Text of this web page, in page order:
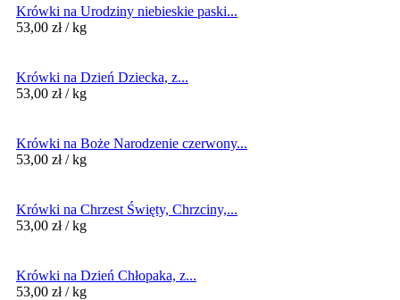
Krówki na Urodziny niebieskie paski...
53,00 zł / kg
Krówki na Dzień Dziecka, z...
53,00 zł / kg
Krówki na Boże Narodzenie czerwony...
53,00 zł / kg
Krówki na Chrzest Święty, Chrzciny,...
53,00 zł / kg
Krówki na Dzień Chłopaka, z...
53,00 zł / kg